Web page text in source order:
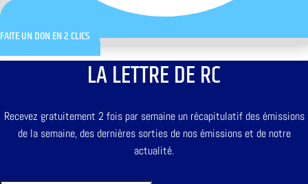
FAITE UN DON EN 2 CLICS
LA LETTRE DE RC
Recevez gratuitement 2 fois par semaine un récapitulatif des émissions
de la semaine, des dernières sorties de nos émissions et de notre
actualité.